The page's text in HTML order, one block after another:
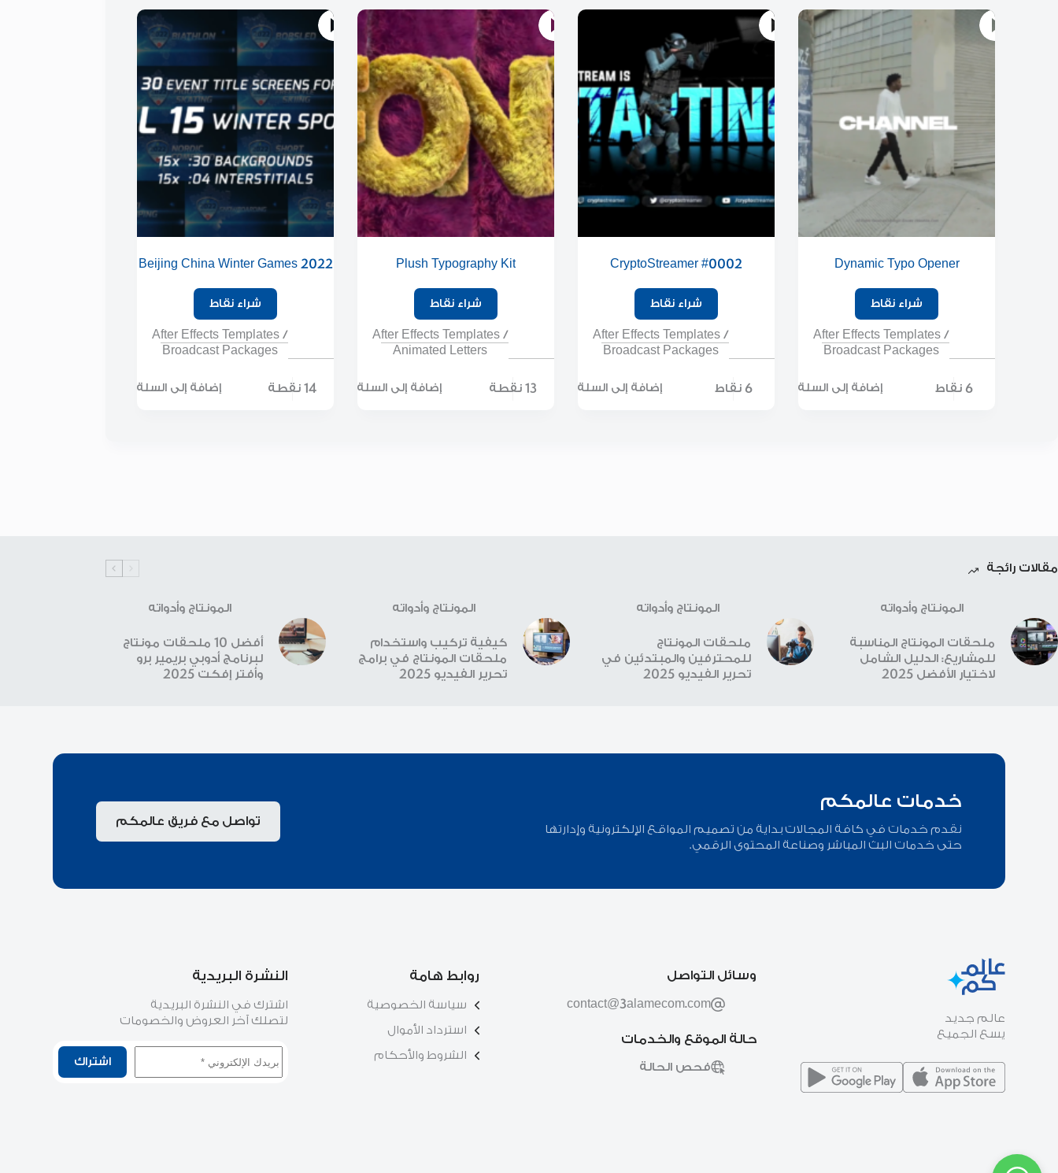
Dynamic Typo Opener
شراء نقاط
After Effects Templates/
Broadcast Packages
6 نقاط إضافة إلى السلة
CryptoStreamer #0002
شراء نقاط
After Effects Templates/
Broadcast Packages
6 نقاط إضافة إلى السلة
Plush Typography Kit
شراء نقاط
After Effects Templates/
Animated Letters
13 نقطة إضافة إلى السلة
2022 Beijing China Winter Games
& Backgrounds
شراء نقاط
After Effects Templates/
Broadcast Packages
14 نقطة إضافة إلى السلة
مقالات رائجة
المونتاج وأدواته
ملحقات المونتاج المناسبة
للمشاريع: الدليل الشامل
لاختيار الأفضل 2025
المونتاج وأدواته
ملحقات المونتاج
للمحترفين والمبتدئين في
تحرير الفيديو 2025
المونتاج وأدواته
كيفية تركيب واستخدام
ملحقات المونتاج في برامج
تحرير الفيديو 2025
المونتاج وأدواته
أفضل 10 ملحقات مونتاج
لبرنامج أدوبي بريمير برو
وأفتر إفكت 2025
خدمات عالمكم
نقدم خدمات في كافة المجالات بداية من تصميم المواقع الإلكترونية وإدارتها
حتى خدمات البث المباشر وصناعة المحتوى الرقمي.
تواصل مع فريق عالمكم
عالم جديد
يسع الجميع
وسائل التواصل
contact@3alamecom.com
حالة الموقع والخدمات
فحص الحالة
روابط هامة
سياسة الخصوصية
استرداد الأموال
الشروط والأحكام
النشرة البريدية
اشترك في النشرة البريدية
لتصلك آخر العروض والخصومات
اشتراك